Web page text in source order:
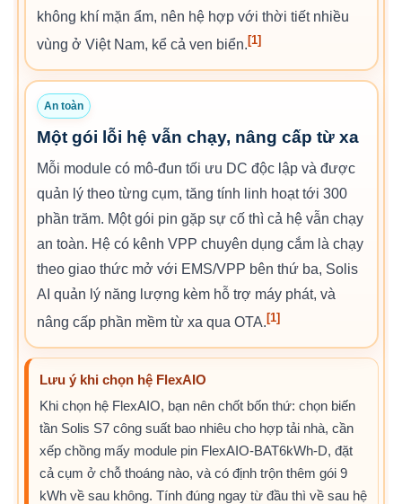
không khí mặn ẩm, nên hệ hợp với thời tiết nhiều
vùng ở Việt Nam, kể cả ven biển. [1]
An toàn
Một gói lỗi hệ vẫn chạy, nâng cấp từ xa
Mỗi module có mô-đun tối ưu DC độc lập và được
quản lý theo từng cụm, tăng tính linh hoạt tới 300
phần trăm. Một gói pin gặp sự cố thì cả hệ vẫn chạy
an toàn. Hệ có kênh VPP chuyên dụng cắm là chạy
theo giao thức mở với EMS/VPP bên thứ ba, Solis
AI quản lý năng lượng kèm hỗ trợ máy phát, và
nâng cấp phần mềm từ xa qua OTA. [1]
Lưu ý khi chọn hệ FlexAIO
Khi chọn hệ FlexAIO, bạn nên chốt bốn thứ: chọn biến
tần Solis S7 công suất bao nhiêu cho hợp tải nhà, cần
xếp chồng mấy module pin FlexAIO-BAT6kWh-D, đặt
cả cụm ở chỗ thoáng nào, và có định trộn thêm gói 9
kWh về sau không. Tính đúng ngay từ đầu thì về sau hệ